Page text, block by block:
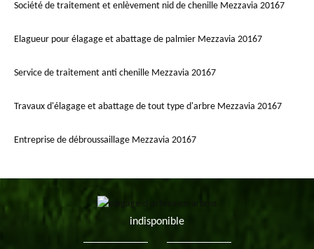
Société de traitement et enlèvement nid de chenille Mezzavia 20167
Elagueur pour élagage et abattage de palmier Mezzavia 20167
Service de traitement anti chenille Mezzavia 20167
Travaux d'élagage et abattage de tout type d'arbre Mezzavia 20167
Entreprise de débroussaillage Mezzavia 20167
indisponible